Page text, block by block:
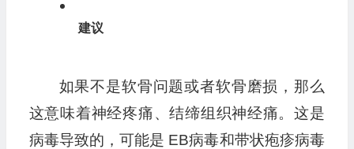
建议
如果不是软骨问题或者软骨磨损，那么
这意味着神经疼痛、结缔组织神经痛。这是
病毒导致的，可能是 EB病毒和带状疱疹病毒